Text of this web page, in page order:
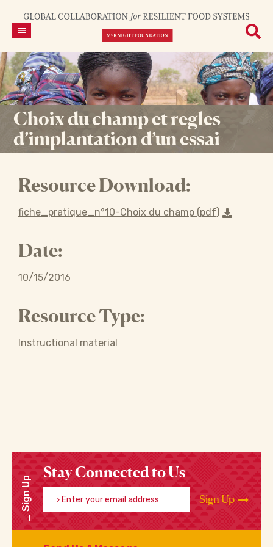
Choix du champ et regles
d’implantation d’un essai
Resource Download:
fiche_pratique_n°10-Choix du champ (pdf)
Date:
10/15/2016
Resource Type:
Instructional material
Sign Up
Stay Connected to Us
Enter your email address
Sign Up